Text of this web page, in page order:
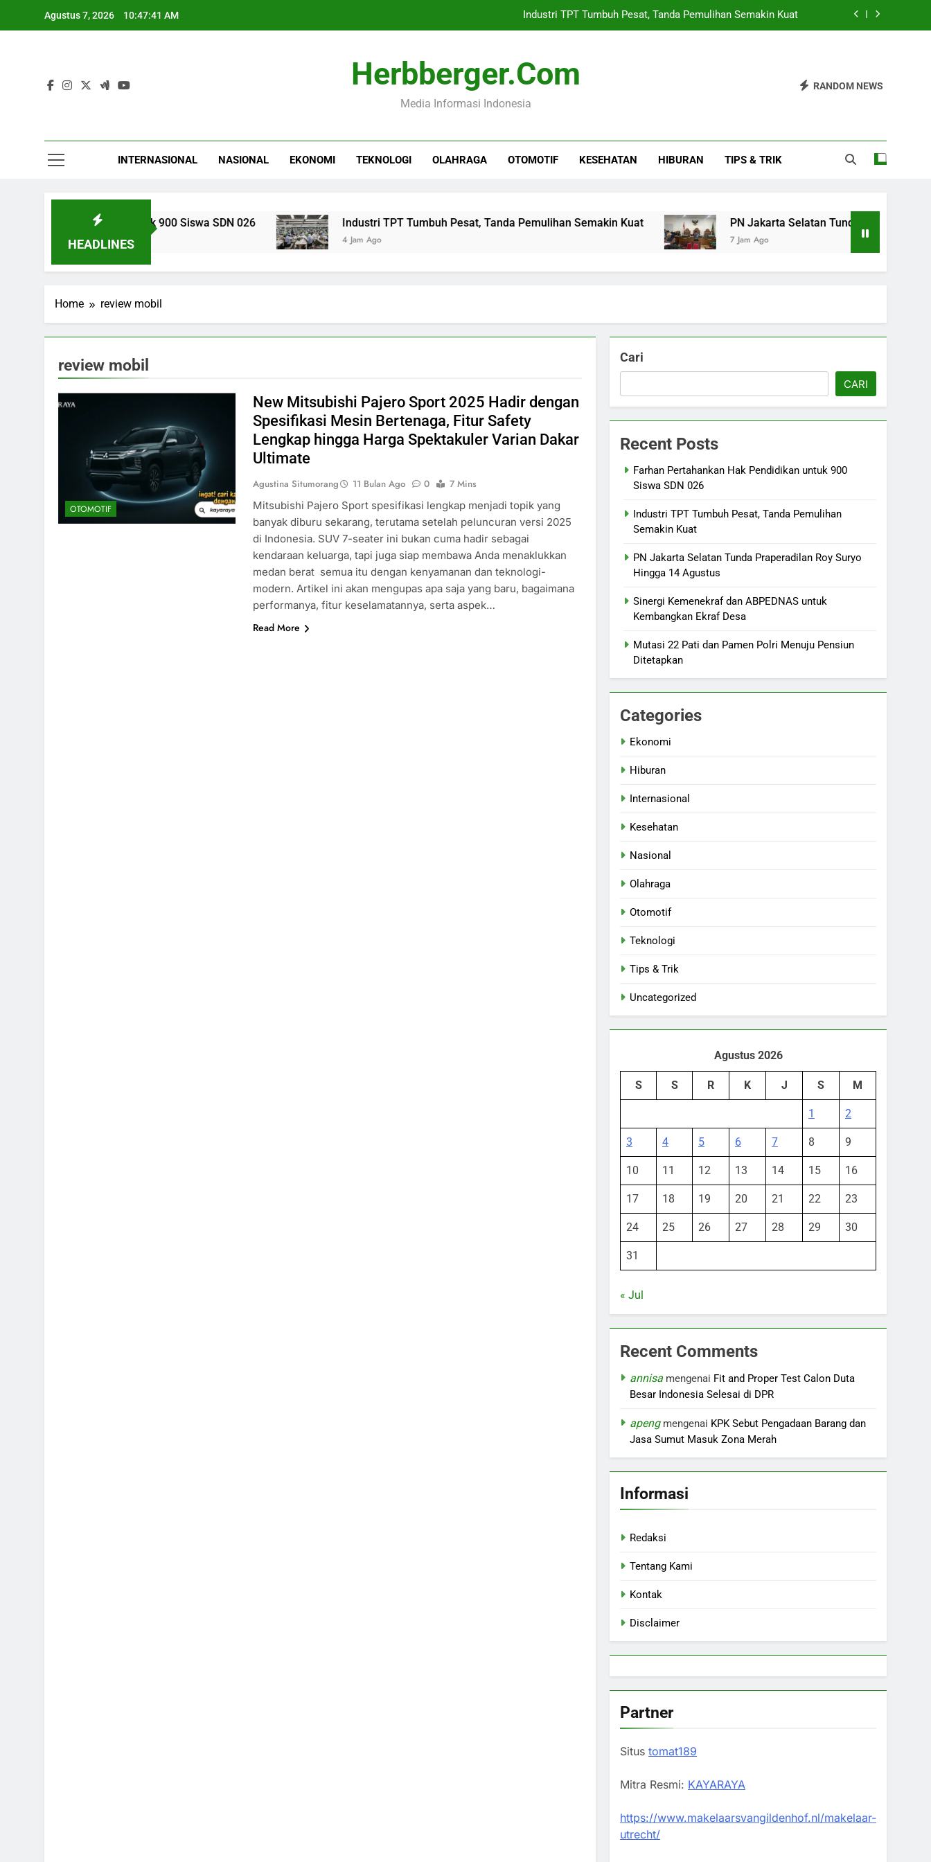
Agustus 7, 2026 10:47:41 AM Industri TPT Tumbuh Pesat, Tanda Pemulihan Semakin Kuat
Sinergi Kemenekraf dan ABPEDNAS untuk Kembangkan Ekraf Desa
Farhan Pertahankan Hak Pendidikan untuk 900 Siswa SDN 026
PN Jakarta Selatan Tunda Praperadilan Roy Suryo Hingga 14 Agustus
Herbberger.com
Media Informasi Indonesia
RANDOM NEWS
INTERNASIONAL NASIONAL EKONOMI TEKNOLOGI OLAHRAGA OTOMOTIF KESEHATAN HIBURAN TIPS & TRIK
HEADLINES
Hak Pendidikan untuk 900 Siswa SDN 026 Industri TPT Tumbuh Pesat, Tanda Pemulihan Semakin Kuat
4 Jam Ago
PN Jakarta Selatan Tunda Praperadilan Roy
7 Jam Ago
Home review mobil
review mobil
OTOMOTIF
New Mitsubishi Pajero Sport 2025 Hadir dengan
Spesifikasi Mesin Bertenaga, Fitur Safety
Lengkap hingga Harga Spektakuler Varian Dakar
Ultimate
Agustina Situmorang 11 Bulan Ago 0
7 Mins
Mitsubishi Pajero Sport spesifikasi lengkap menjadi topik yang
banyak diburu sekarang, terutama setelah peluncuran versi 2025
di Indonesia. SUV 7-seater ini bukan cuma hadir sebagai
kendaraan keluarga, tapi juga siap membawa Anda menaklukkan
medan berat semua itu dengan kenyamanan dan teknologi-
modern. Artikel ini akan mengupas apa saja yang baru, bagaimana
performanya, fitur keselamatannya, serta aspek…
Read More
Cari
CARI
Recent Posts
Farhan Pertahankan Hak Pendidikan untuk 900
Siswa SDN 026
Industri TPT Tumbuh Pesat, Tanda Pemulihan
Semakin Kuat
PN Jakarta Selatan Tunda Praperadilan Roy Suryo
Hingga 14 Agustus
Sinergi Kemenekraf dan ABPEDNAS untuk
Kembangkan Ekraf Desa
Mutasi 22 Pati dan Pamen Polri Menuju Pensiun
Ditetapkan
Categories
Ekonomi
Hiburan
Internasional
Kesehatan
Nasional
Olahraga
Otomotif
Teknologi
Tips & Trik
Uncategorized
Agustus 2026
S S R K J S M
1 2
3 4 5 6 7 8 9
10 11 12 13 14 15 16
17 18 19 20 21 22 23
24 25 26 27 28 29 30
31
« Jul
Recent Comments
annisa mengenai Fit and Proper Test Calon Duta
Besar Indonesia Selesai di DPR
apengmengenai KPK Sebut Pengadaan Barang dan
Jasa Sumut Masuk Zona Merah
Informasi
Redaksi
Tentang Kami
Kontak
Disclaimer
Partner
Situs tomat189
Mitra Resmi: KAYARAYA
https://www.makelaarsvangildenhof.nl/makelaar-
utrecht/